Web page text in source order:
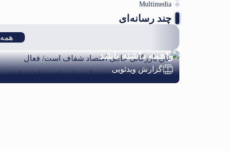
Multimedia
چند رسانه‌ای
همه
اتاق بازرگانی حامی اقتصاد شفاف است/
فعال اقتصادی نباید از فعالیت در اصفهان
واهمه داشته باشد
گزارش ویدئویی